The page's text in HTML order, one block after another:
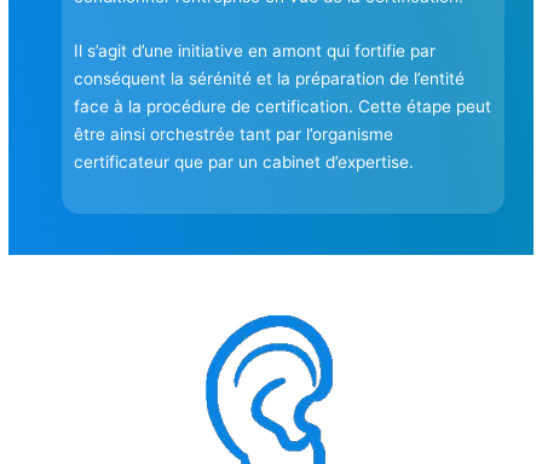
Il s’agit d’une initiative en amont qui fortifie par
conséquent la sérénité et la préparation de l’entité
face à la procédure de certification. Cette étape peut
être ainsi orchestrée tant par l’organisme
certificateur que par un cabinet d’expertise.